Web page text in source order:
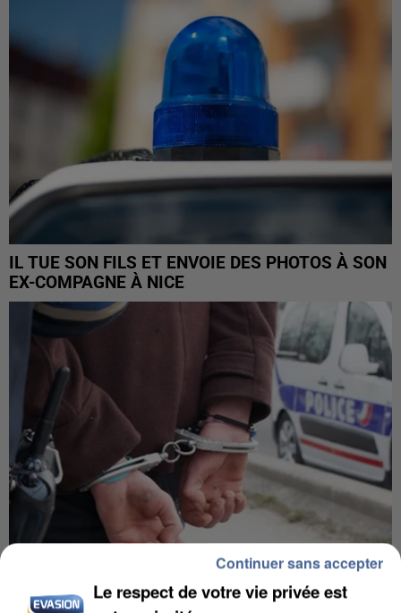
IL TUE SON FILS ET ENVOIE DES PHOTOS À SON
EX-COMPAGNE À NICE
L’UN DES FONDATEURS SUPPOSÉS DE LA DZ
Le respect de votre vie privée est
Continuer sans accepter